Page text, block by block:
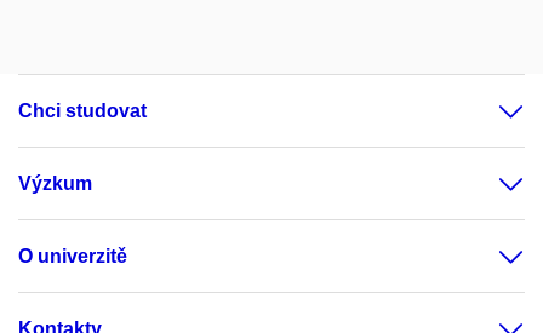
Chci studovat
Výzkum
O univerzitě
Kontakty